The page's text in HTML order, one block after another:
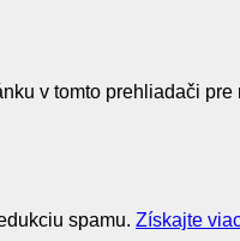
v tomto prehliadači pre
spamu. Získajte